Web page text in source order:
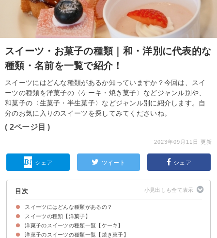
スイーツ・お菓子の種類｜和・洋別に代表的な
種類・名前を一覧で紹介！
スイーツにはどんな種類があるか知っていますか？今回は、スイ
ーツの種類を洋菓子の〈ケーキ・焼き菓子〉などジャンル別や、
和菓子の〈生菓子・半生菓子〉などジャンル別に紹介します。自
分のお気に入りのスイーツを探してみてくださいね。
( 2ページ目 )
2023年09月11日 更新
シェア ツイート シェア
目次
スイーツにはどんな種類があるの？
スイーツの種類【洋菓子】
洋菓子のスイーツの種類一覧【ケーキ】
①ショートケーキ
②チョコレートケーキ
③シフォンケーキ
④チーズケーキ
⑤タルトケーキ
⑥ロールケーキ
⑦ミルフィーユ
⑧カップケーキ
⑨パウンドケーキ
⑩シュークリーム
⑪モンブラン
洋菓子のスイーツの種類一覧【焼き菓子】